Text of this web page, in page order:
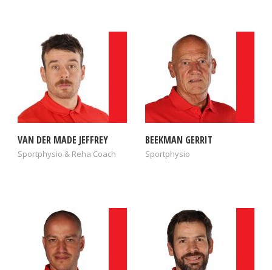
VAN DER MADE JEFFREY
Sportphysio & Reha Coach
BEEKMAN GERRIT
Sportphysio